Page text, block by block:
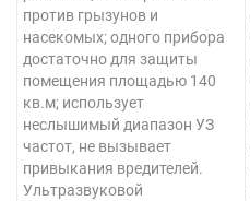
против грызунов и
насекомых; одного прибора
достаточно для защиты
помещения площадью 140
кв.м; использует
неслышимый диапазон УЗ
частот, не вызывает
привыкания вредителей.
Ультразвуковой